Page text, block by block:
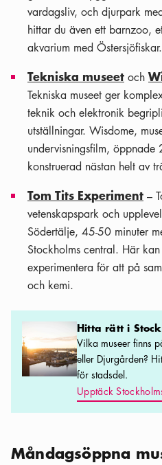
vardagsliv, och djurpark
hittar du även ett barnzoo,
akvarium med Östersjöfiskar.
Tekniska museet och
Tekniska museet ger
teknik och elektronik
utställningar. Wisdome,
undervisningsfilm,
konstruerad nästan helt av
Tom Tits Experiment –
vetenskapspark och
Södertälje, 45-50 minuter
Stockholms central. Här
experimentera för att på
och kemi.
Hitta rätt i Stockholms stadsdelar
Hitta rätt i
Vilka museer finns
eller Djurgården?
för stadsdel.
Upptäck
Måndagsöppna